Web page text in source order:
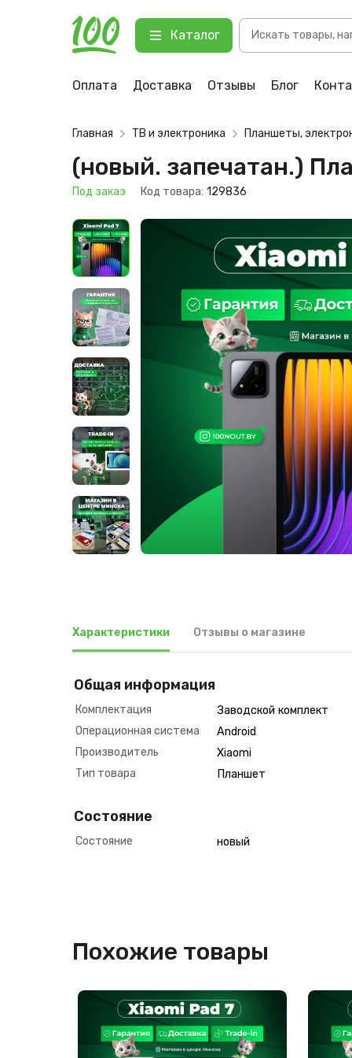
Каталог
Поиск
товаров
Оплата Доставка Отзывы Блог
(новый. запечатан.) Планшет
123 Под заказ
Главная ТВ и электроника Планшеты,
(новый. запечатан.)
Под заказ Код товара: 129836
Характеристики Отзывы о магазине
Общая информация
Комплектация
Заводской комплект
Операционная система
Android
Производитель
Xiaomi
Тип товара
Планшет
Состояние
Состояние новый
Похожие товары